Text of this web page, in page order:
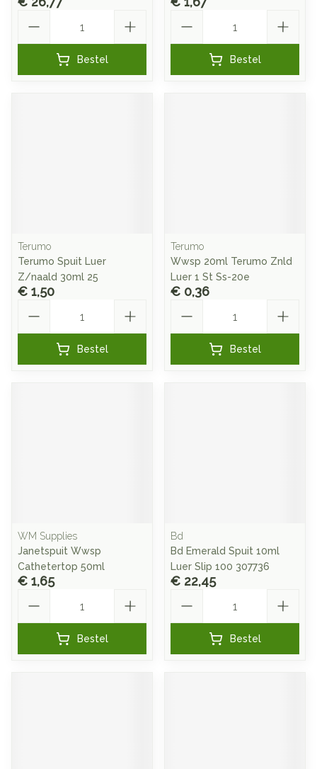
Bestel Bestel
Terumo
Terumo Spuit Luer
Z/naald 30ml 25
€ 1,50
Bestel
Terumo
Wwsp 20ml Terumo Znld
Luer 1 St Ss-20e
€ 0,36
Bestel
WM Supplies
Janetspuit Wwsp
Cathetertop 50ml
€ 1,65
Bestel
Bd
Bd Emerald Spuit 10ml
Luer Slip 100 307736
€ 22,45
Bestel